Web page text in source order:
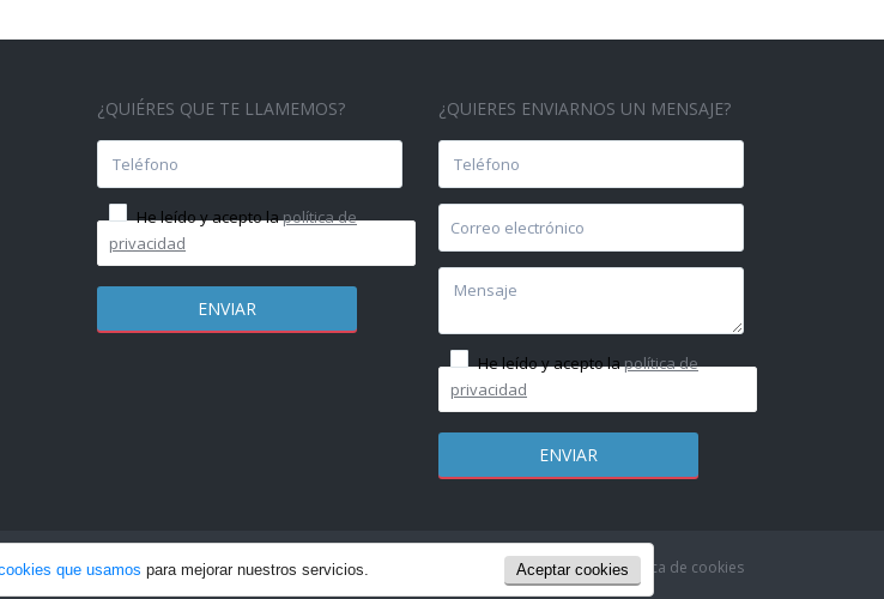
¿QUIÉRES QUE TE LLAMEMOS?
He leído y acepto lapolítica de
privacidad
¿QUIERES ENVIARNOS UN MENSAJE?
He leído y acepto lapolítica de
privacidad
creada por: Incrementa Marketing Política de Privacidad & Aviso Legal Política de cookies
Aceptar cookies
que usamos para mejorar nuestros servicios.